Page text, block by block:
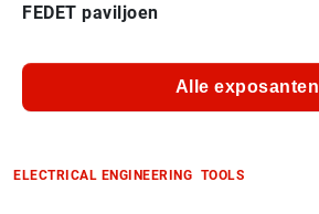
FEDET paviljoen
Alle exposanten
ELECTRICAL ENGINEERING TOOLS